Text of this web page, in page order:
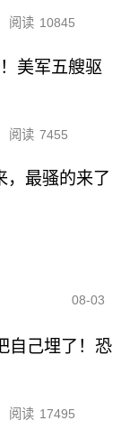
阅读 10845
美军五艘驱
阅读 7455
，最骚的来了
08-03
自己埋了！恐
阅读 17495